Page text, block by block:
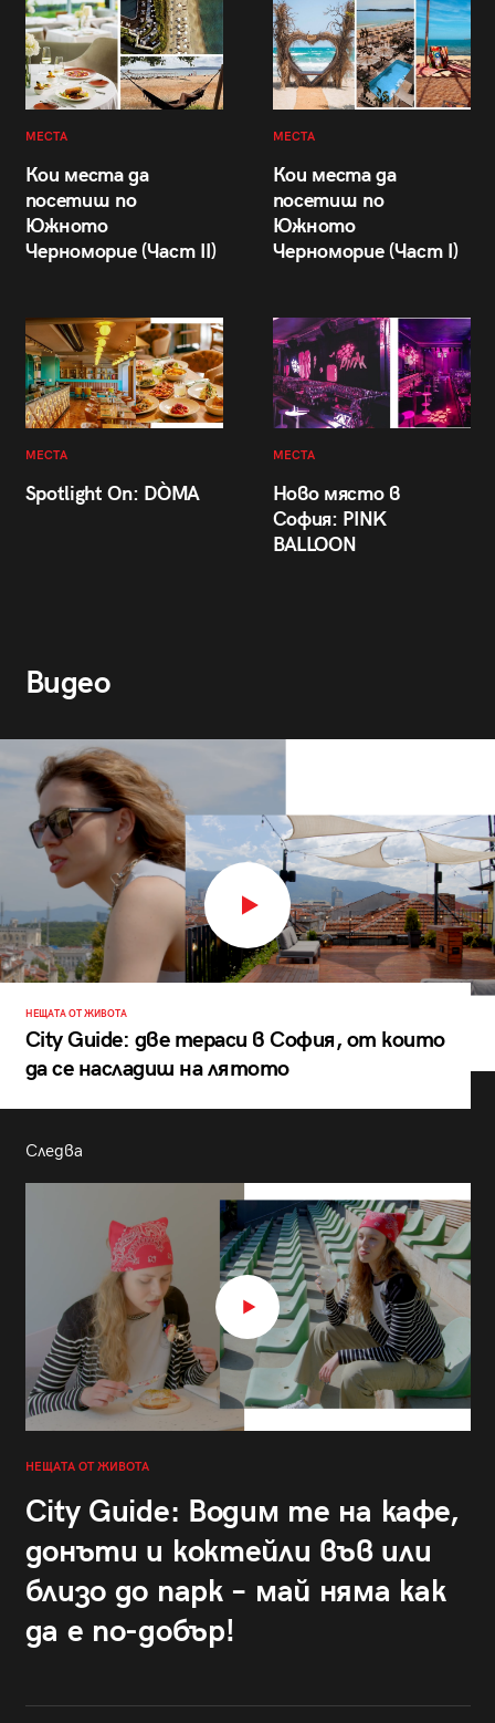
МЕСТА
Кои места да
посетиш по
Южното
Черноморие (Част II)
МЕСТА
Кои места да
посетиш по
Южното
Черноморие (Част I)
МЕСТА
Spotlight On: DÒMA
МЕСТА
Ново място в
София: PINK
BALLOON
Видео
НЕЩАТА ОТ ЖИВОТА
City Guide: две тераси в София, от които
да се насладиш на лятото
Следва
НЕЩАТА ОТ ЖИВОТА
City Guide: Водим те на кафе,
донъти и коктейли във или
близо до парк – май няма как
да е по-добър!